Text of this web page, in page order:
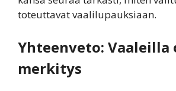
toteuttavat vaalilupauksiaan.
Yhteenveto: Vaaleilla
merkitys